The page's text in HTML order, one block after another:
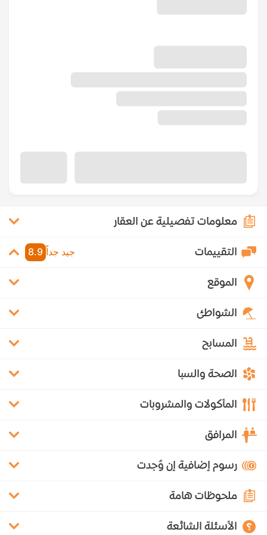
معلومات تفصيلية عن العقار
التقييمات جيد جداً 8.9
الموقع
الشواطئ
المسابح
الصحة والسبا
المأكولات والمشروبات
المرافق
رسوم إضافية إن وُجدت
ملحوظات هامة
الأسئلة الشائعة